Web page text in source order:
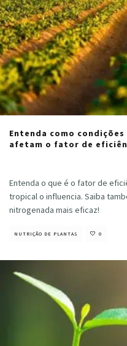
Entenda como
afetam o fator de
Entenda o que é o fator de
tropical o influencia. Saiba
nitrogenada mais eficaz!
NUTRIÇÃO DE PLANTAS 0